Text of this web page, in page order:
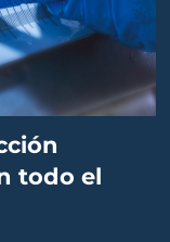
todo el